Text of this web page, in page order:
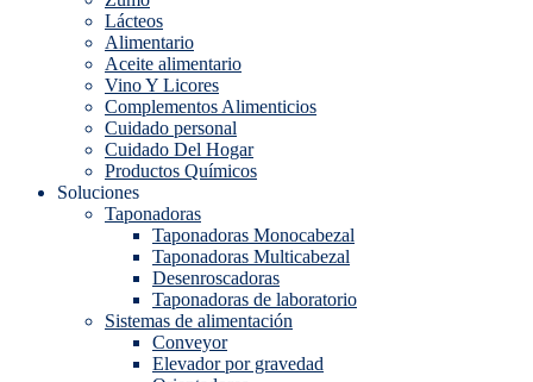
Lácteos
Alimentario
Aceite alimentario
Vino Y Licores
Complementos Alimenticios
Cuidado personal
Cuidado Del Hogar
Productos Químicos
Soluciones
Taponadoras
Taponadoras Monocabezal
Taponadoras Multicabezal
Desenroscadoras
Taponadoras de laboratorio
Sistemas de alimentación
Conveyor
Elevador por gravedad